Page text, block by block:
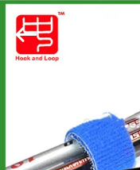
PRODOTTI
Shenzhen
Zhongda